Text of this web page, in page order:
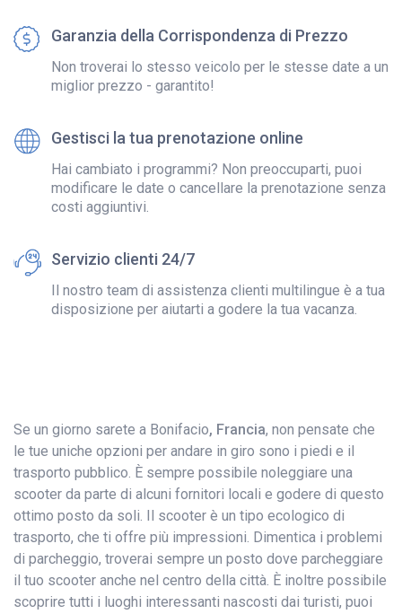
Garanzia della Corrispondenza di Prezzo
Non troverai lo stesso veicolo per le stesse date a un
miglior prezzo - garantito!
Gestisci la tua prenotazione online
Hai cambiato i programmi? Non preoccuparti, puoi
modificare le date o cancellare la prenotazione senza
costi aggiuntivi.
Servizio clienti 24/7
Il nostro team di assistenza clienti multilingue è a tua
disposizione per aiutarti a godere la tua vacanza.
Se un giorno sarete a Bonifacio, Francia, non pensate che
le tue uniche opzioni per andare in giro sono i piedi e il
trasporto pubblico. È sempre possibile noleggiare una
scooter da parte di alcuni fornitori locali e godere di questo
ottimo posto da soli. Il scooter è un tipo ecologico di
trasporto, che ti offre più impressioni. Dimentica i problemi
di parcheggio, troverai sempre un posto dove parcheggiare
il tuo scooter anche nel centro della città. È inoltre possibile
scoprire tutti i luoghi interessanti nascosti dai turisti, puoi